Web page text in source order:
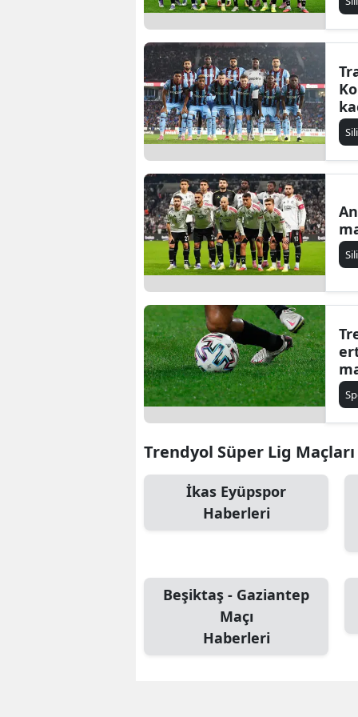
Trendyol Süper Lig
İkas Eyüpspor
Haberleri
Beşiktaş - Gaziantep
Maçı
Haberleri